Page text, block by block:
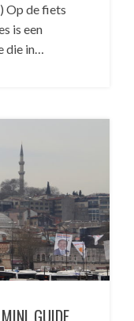
Op de fiets
is een
in…
GUIDE